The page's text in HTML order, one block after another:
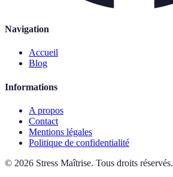
Navigation
Accueil
Blog
Informations
A propos
Contact
Mentions légales
Politique de confidentialité
© 2026 Stress Maîtrise. Tous droits réservés.